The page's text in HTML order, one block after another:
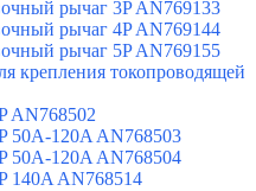
рычаг 3P AN769133
рычаг 4P AN769144
рычаг 5P AN769155
крепления токопроводящей
AN768502
50A-120A AN768503
50A-120A AN768504
140A AN768514